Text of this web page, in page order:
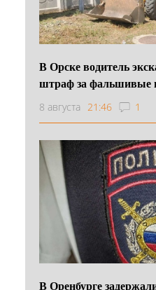
В Орске водитель
штраф за фальшивые
8 августа 21:46 1
В Оренбурге